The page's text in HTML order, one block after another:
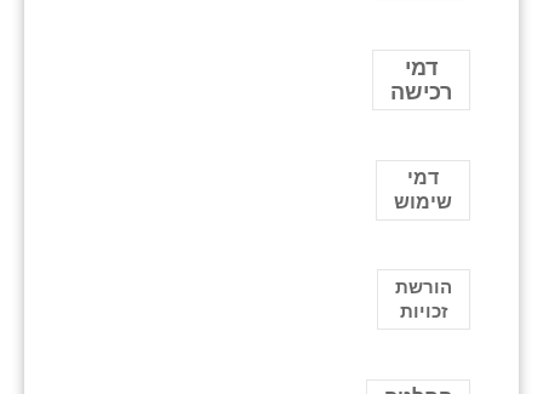
דמי
רכישה
דמי
שימוש
הורשת
זכויות